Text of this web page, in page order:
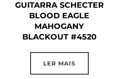
GUITARRA SCHECTER
BLOOD EAGLE
MAHOGANY
BLACKOUT #4520
LER MAIS